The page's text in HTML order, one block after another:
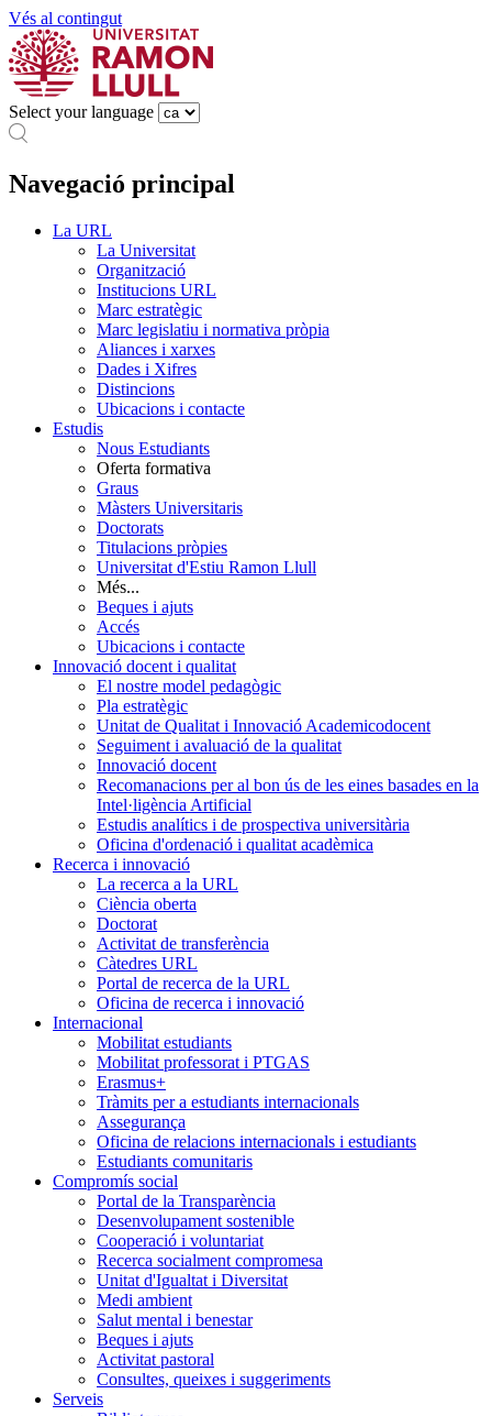
Vés al contingut
Select your language
Navegació principal
La URL
La Universitat
Organització
Institucions URL
Marc estratègic
Marc legislatiu i normativa pròpia
Aliances i xarxes
Dades i Xifres
Distincions
Ubicacions i contacte
Estudis
Nous Estudiants
Oferta formativa
Graus
Màsters Universitaris
Doctorats
Titulacions pròpies
Universitat d'Estiu Ramon Llull
Més...
Beques i ajuts
Accés
Ubicacions i contacte
Innovació docent i qualitat
El nostre model pedagògic
Pla estratègic
Unitat de Qualitat i Innovació Academicodocent
Seguiment i avaluació de la qualitat
Innovació docent
Recomanacions per al bon ús de les eines basades en la
Intel·ligència Artificial
Estudis analítics i de prospectiva universitària
Oficina d'ordenació i qualitat acadèmica
Recerca i innovació
La recerca a la URL
Ciència oberta
Doctorat
Activitat de transferència
Càtedres URL
Portal de recerca de la URL
Oficina de recerca i innovació
Internacional
Mobilitat estudiants
Mobilitat professorat i PTGAS
Erasmus+
Tràmits per a estudiants internacionals
Assegurança
Oficina de relacions internacionals i estudiants
Estudiants comunitaris
Compromís social
Portal de la Transparència
Desenvolupament sostenible
Cooperació i voluntariat
Recerca socialment compromesa
Unitat d'Igualtat i Diversitat
Medi ambient
Salut mental i benestar
Beques i ajuts
Activitat pastoral
Consultes, queixes i suggeriments
Serveis